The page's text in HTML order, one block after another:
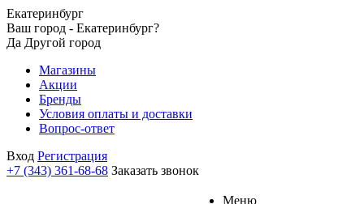
Екатеринбург
Ваш город - Екатеринбург?
Да Другой город
Магазины
Акции
Бренды
Условия оплаты и доставки
Вопрос-ответ
Вход Регистрация
+7 (343) 361-68-68 Заказать звонок
Меню